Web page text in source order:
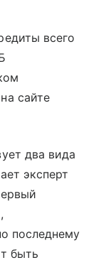
всего
сайте
два вида
эксперт
последнему
быть